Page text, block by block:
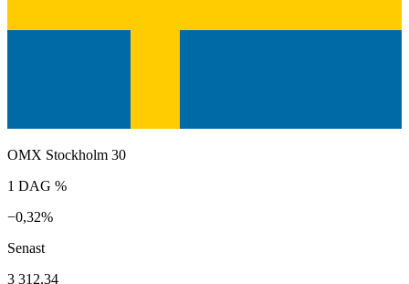
OMX Stockholm 30
1 DAG %
−0,32%
Senast
3 312,34